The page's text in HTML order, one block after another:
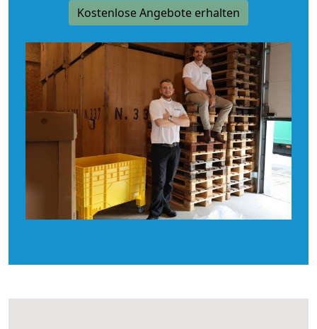
Kostenlose Angebote erhalten